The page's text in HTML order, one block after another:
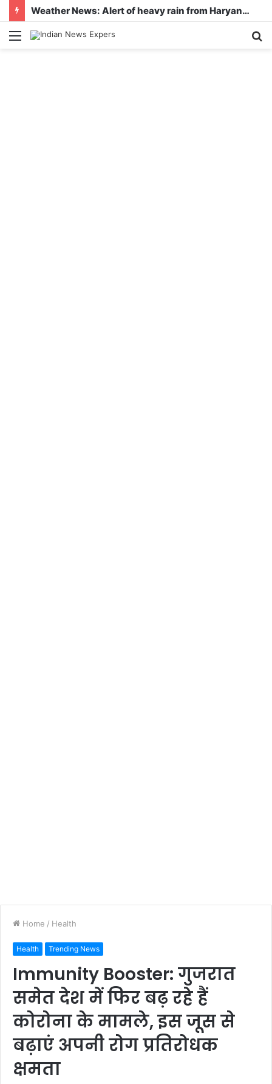
Weather News: Alert of heavy rain from Haryana-Gujarat to Odisha, monsoon is active in many states
Menu
Home / Health
Health Trending News
Immunity Booster: गुजरात
समेत देश में फिर बढ़ रहे हैं
कोरोना के मामले, इस जूस से
बढ़ाएं अपनी रोग प्रतिरोधक
क्षमता